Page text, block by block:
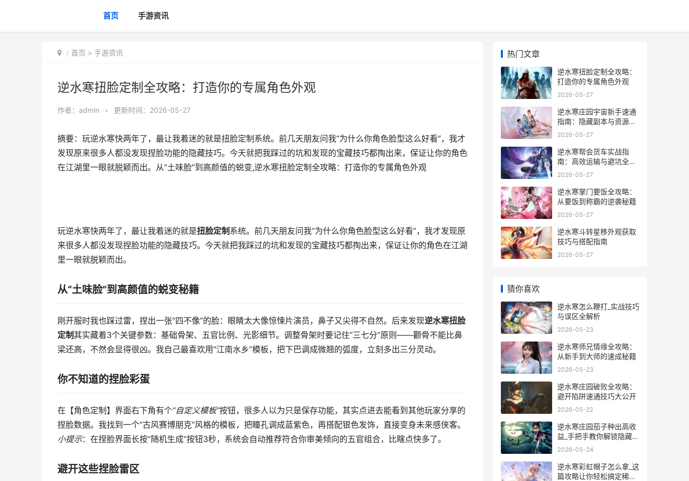
首页 手游资讯
首页 > 手游资讯
逆水寒扭脸定制全攻略：打造你的专属角色外观
作者： admin • 更新时间：2026-05-27
摘要：玩逆水寒快两年了，最让我着迷的就是扭脸定制系统。前几天朋友问我“为什么你角色脸型这么好看”，我才
发现原来很多人都没发现捏脸功能的隐藏技巧。今天就把我踩过的坑和发现的宝藏技巧都掏出来，保证让你的角色
在江湖里一眼就脱颖而出。从“土味脸”到高颜值的蜕变,逆水寒扭脸定制全攻略：打造你的专属角色外观
玩逆水寒快两年了，最让我着迷的就是扭脸定制 系统。前几天朋友问我“为什么你角色脸型这么好看”，我才发现原
来很多人都没发现捏脸功能的隐藏技巧。今天就把我踩过的坑和发现的宝藏技巧都掏出来，保证让你的角色在江湖
里一眼就脱颖而出。
从“土味脸”到高颜值的蜕变秘籍
刚开服时我也踩过雷，捏出一张“四不像”的脸：眼睛太大像惊悚片演员，鼻子又尖得不自然。后来发现逆水寒扭脸
定制其实藏着3个关键参数：基础骨架、五官比例、光影细节。调整骨架时要记住“三七分”原则——颧骨不能比鼻
梁还高，不然会显得很凶。我自己最喜欢用“江南水乡”模板，把下巴调成微翘的弧度，立刻多出三分灵动。
你不知道的捏脸彩蛋
在【角色定制】界面右下角有个“自定义模板”按钮，很多人以为只是保存功能，其实点进去能看到其他玩家分享的
捏脸数据。我找到一个“古风赛博朋克”风格的模板，把瞳孔调成蓝紫色，再搭配银色发饰，直接变身未来感侠客。
小提示：在捏脸界面长按“随机生成”按钮3秒，系统会自动推荐符合你审美倾向的五官组合，比瞎点快多了。
避开这些捏脸雷区
热门文章
逆水寒扭脸定制全攻略：
打造你的专属角色外观
2026-05-27
逆水寒庄园宇宙新手速通
指南：隐藏副本与资源全
攻略
2026-05-27
逆水寒帮会货车实战指
南：高效运输与避坑全攻
略
2026-05-27
逆水寒掌门要饭全攻略：
从要饭到称霸的逆袭秘籍
2026-05-27
逆水寒斗转星移外观获取
技巧与搭配指南
2026-05-27
猜你喜欢
逆水寒怎么鞭打_实战技巧
与误区全解析
2026-05-23
逆水寒师兄情缘全攻略：
从新手到大师的速成秘籍
2026-05-23
逆水寒庄园破败全攻略：
避开陷阱速通技巧大公开
2026-05-22
逆水寒庄园茄子种出高收
益_手把手教你解锁隐藏功
能
2026-05-24
逆水寒彩虹帽子怎么拿_这
篇攻略让你轻松搞定稀有